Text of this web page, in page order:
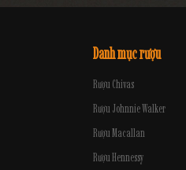
Danh mục rượu
Rượu Chivas
Rượu Johnnie Walker
Rượu Macallan
Rượu Hennessy